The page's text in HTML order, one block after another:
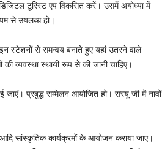
टूरिस्ट एप विकसित करें। उसमें अयोध्या में
से उयलब्ध हो।
स्टेशनों से समन्वय बनाते हुए यहां उतरने वाले
व्यवस्था स्थायी रूप से की जानी चाहिए।
जाएं। प्रबुद्ध सम्मेलन आयोजित हो। सरयू जी में नावों
सांस्कृतिक कार्यक्रमों के आयोजन कराया जाए।